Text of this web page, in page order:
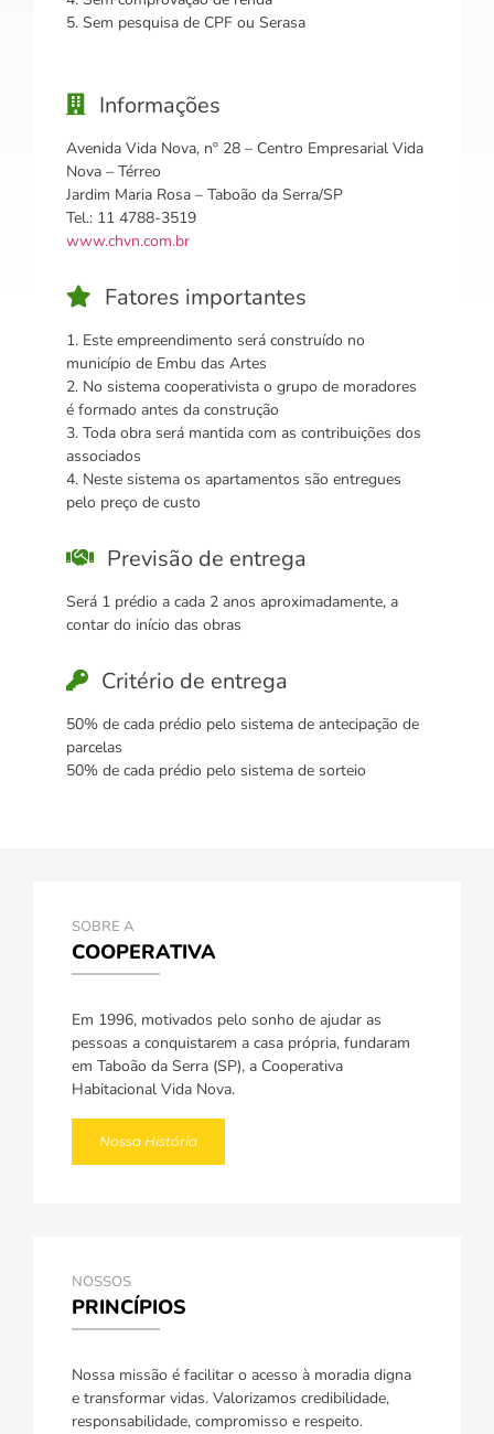
5. Sem pesquisa de CPF ou Serasa
Informações
Avenida Vida Nova, nº 28 – Centro Empresarial Vida
Nova – Térreo
Jardim Maria Rosa – Taboão da Serra/SP
Tel.: 11 4788-3519
www.chvn.com.br
Fatores importantes
1. Este empreendimento será construído no
município de Embu das Artes
2. No sistema cooperativista o grupo de moradores
é formado antes da construção
3. Toda obra será mantida com as contribuições dos
associados
4. Neste sistema os apartamentos são entregues
pelo preço de custo
Previsão de entrega
Será 1 prédio a cada 2 anos aproximadamente, a
contar do início das obras
Critério de entrega
50% de cada prédio pelo sistema de antecipação de
parcelas
50% de cada prédio pelo sistema de sorteio
SOBRE A
COOPERATIVA
Em 1996, motivados pelo sonho de ajudar as
pessoas a conquistarem a casa própria, fundaram
em Taboão da Serra (SP), a Cooperativa
Habitacional Vida Nova.
Nossa História
NOSSOS
PRINCÍPIOS
Nossa missão é facilitar o acesso à moradia digna
e transformar vidas. Valorizamos credibilidade,
responsabilidade, compromisso e respeito.